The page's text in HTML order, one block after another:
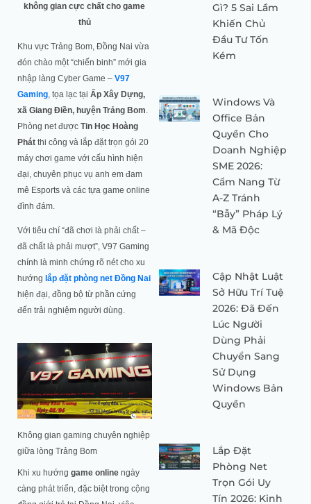
không gian cực chất cho game
thủ
Khu vực Trảng Bom, Đồng Nai vừa
đón chào một “chiến binh” mới gia
nhập làng Cyber Game – V97
Gaming, tọa lạc tại Ấp Xây Dựng,
xã Giang Điền, huyện Trảng Bom.
Phòng net được Tin Học Hoàng
Phát thi công và lắp đặt trọn gói 20
máy chơi game với cấu hình hiện
đại, chuyên phục vụ anh em đam
mê Esports và các tựa game online
đình đám.
Với tiêu chí “đã chơi là phải chất –
đã chất là phải mượt”, V97 Gaming
chính là minh chứng rõ nét cho xu
hướng lắp đặt phòng net Đồng Nai
hiện đại, đồng bộ từ phần cứng
đến trải nghiệm người dùng.
Không gian gaming chuyên nghiệp
giữa lòng Trảng Bom
Khi xu hướng game online ngày
càng phát triển, đặc biệt trong cộng
Gì? 5 Sai Lầm
Khiến Chủ
Đầu Tư Tốn
Kém
Windows Và
Office Bản
Quyền Cho
Doanh Nghiệp
SME 2026:
Cẩm Nang Từ
A-Z Tránh
“Bẫy” Pháp Lý
& Mã Độc
Cập Nhật Luật
Sở Hữu Trí Tuệ
2026: Đã Đến
Lúc Người
Dùng Phải
Chuyển Sang
Sử Dụng
Windows Bản
Quyền
Lắp Đặt
Phòng Net
Trọn Gói Uy
Tín 2026: Kinh